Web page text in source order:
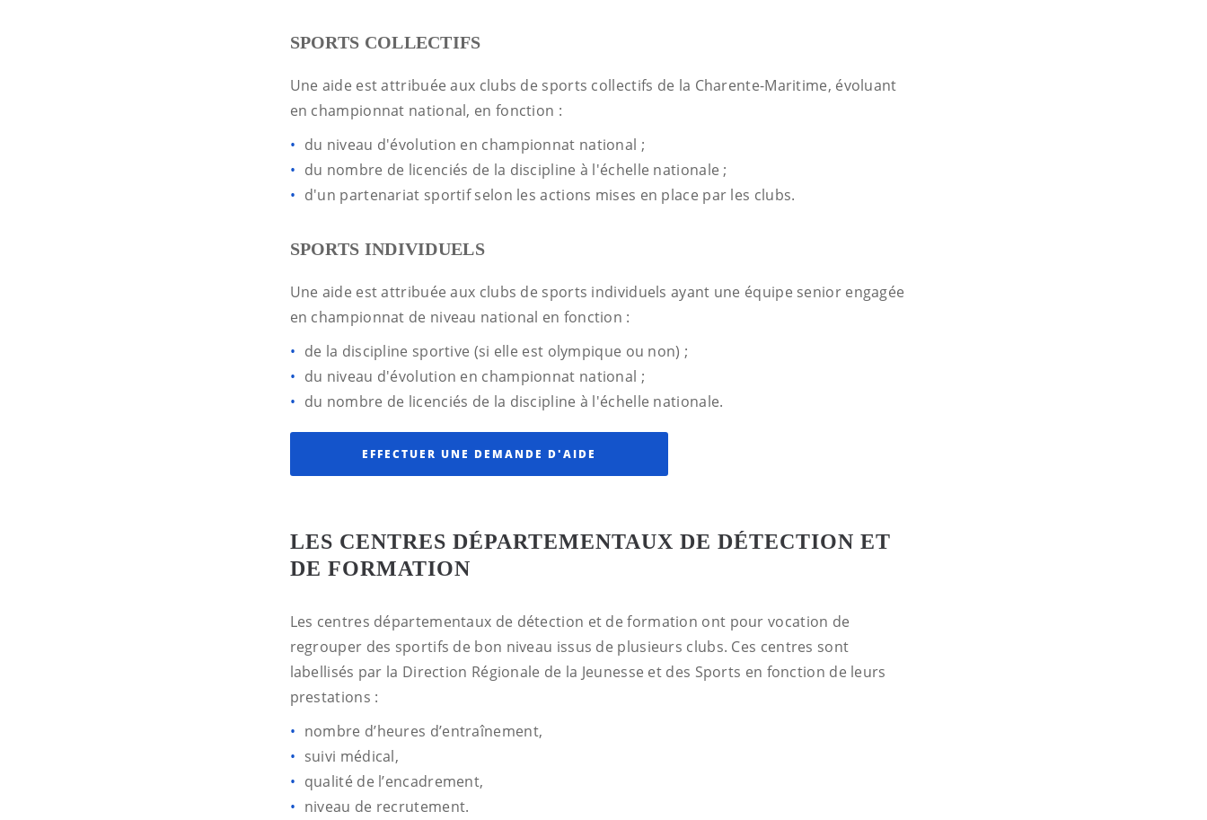
SPORTS COLLECTIFS
Une aide est attribuée aux clubs de sports collectifs de la Charente-Maritime, évoluant
en championnat national, en fonction :
du niveau d'évolution en championnat national ;
du nombre de licenciés de la discipline à l'échelle nationale ;
d'un partenariat sportif selon les actions mises en place par les clubs.
SPORTS INDIVIDUELS
Une aide est attribuée aux clubs de sports individuels ayant une équipe senior engagée
en championnat de niveau national en fonction :
de la discipline sportive (si elle est olympique ou non) ;
du niveau d'évolution en championnat national ;
du nombre de licenciés de la discipline à l'échelle nationale.
EFFECTUER UNE DEMANDE D'AIDE
LES CENTRES DÉPARTEMENTAUX DE DÉTECTION ET
DE FORMATION
Les centres départementaux de détection et de formation ont pour vocation de
regrouper des sportifs de bon niveau issus de plusieurs clubs. Ces centres sont
labellisés par la Direction Régionale de la Jeunesse et des Sports en fonction de leurs
prestations :
nombre d’heures d’entraînement,
suivi médical,
qualité de l’encadrement,
niveau de recrutement.